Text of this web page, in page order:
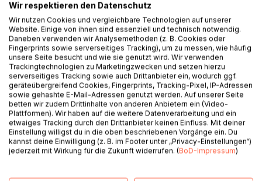
BESCHREIBUNG
Was bleibt von der Seele, wenn alles erklärbar wird?
Wir wissen, analysieren, optimieren. Doch je genauer wir
die Welt vermessen, desto deutlicher tritt eine stille
Spannung hervor: zwischen dem, was wir verstehen, und
Wir respektieren den Datenschutz
Wir nutzen Cookies und vergleichbare Technologien auf unserer
Website. Einige von ihnen sind essenziell und technisch notwendig.
Daneben verwenden wir Analysemethoden (z. B. Cookies oder
Fingerprints sowie serverseitiges Tracking), um zu messen, wie häufig
unsere Seite besucht und wie sie genutzt wird. Wir verwenden
Trackingtechnologien zu Marketingzwecken und setzen hierzu
serverseitiges Tracking sowie auch Drittanbieter ein, wodurch ggf.
geräteübergreifend Cookies, Fingerprints, Tracking-Pixel, IP-Adressen
sowie gehashte E-Mail-Adressen genutzt werden. Auf unserer Seite
betten wir zudem Drittinhalte von anderen Anbietern ein (Video-
Plattformen). Wir haben auf die weitere Datenverarbeitung und ein
etwaiges Tracking durch den Drittanbieter keinen Einfluss. Mit deiner
Einstellung willigst du in die oben beschriebenen Vorgänge ein. Du
kannst deine Einwilligung (z. B. im Footer unter „Privacy-Einstellungen“)
jederzeit mit Wirkung für die Zukunft widerrufen. (BoD-Impressum)